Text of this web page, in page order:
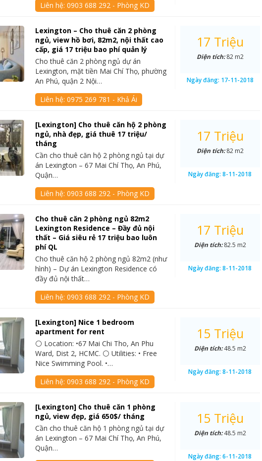
Liên hệ:0903 688 292 - Phòng KD
Lexington – Cho thuê căn 2 phòng
ngủ, view hồ bơi, 82m2, nội thất cao
cấp, giá 17 triệu bao phí quản lý
Cho thuê căn 2 phòng ngủ dự án
Lexington, mặt tiền Mai Chí Thọ, phường
An Phú, quận 2 Nội…
Liên hệ:0975 269 781 - Khả Ái
17 Triệu
Diện tích:82 m2
Ngày đăng: 17-11-2018
[Lexington] Cho thuê căn hộ 2 phòng
ngủ, nhà đẹp, giá thuê 17 triệu/
tháng
Cần cho thuê căn hộ 2 phòng ngủ tại dự
án Lexington – 67 Mai Chí Thọ, An Phú,
Quận…
Liên hệ:0903 688 292 - Phòng KD
17 Triệu
Diện tích:82 m2
Ngày đăng:8-11-2018
Cho thuê căn 2 phòng ngủ 82m2
Lexington Residence – Đầy đủ nội
thất – Giá siêu rẻ 17 triệu bao luôn
phí QL
Cho thuê căn hộ 2 phòng ngủ 82m2 (như
hình) – Dự án Lexington Residence có
đầy đủ nội thất…
Liên hệ:0903 688 292 - Phòng KD
17 Triệu
Diện tích:82.5 m2
Ngày đăng:8-11-2018
[Lexington] Nice 1 bedroom
apartment for rent
⚪ Location: •67 Mai Chi Tho, An Phu
Ward, Dist 2, HCMC. ⚪ Utilities: • Free
Nice Swimming Pool. •…
Liên hệ:0903 688 292 - Phòng KD
15 Triệu
Diện tích:48.5 m2
Ngày đăng:8-11-2018
[Lexington] Cho thuê căn 1 phòng
ngủ, view đẹp, giá 650$/ tháng
Cần cho thuê căn hộ 1 phòng ngủ tại dự
án Lexington – 67 Mai Chí Thọ, An Phú,
Quận…
15 Triệu
Diện tích:48.5 m2
Ngày đăng:6-11-2018